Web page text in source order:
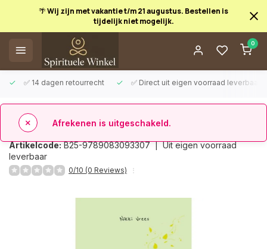
🌴 Wij zijn met vakantie t/m 21 augustus. Bestellen is
tijdelijk niet mogelijk.
0
✅ 14 dagen retourrecht ✅ Direct uit eigen voorraad leverbaar
Afrekenen is uitgeschakeld.
Boek van een dromer
Artikelcode:B25-9789083093307 |Uit eigen voorraad
leverbaar
0/10 (0 Reviews)